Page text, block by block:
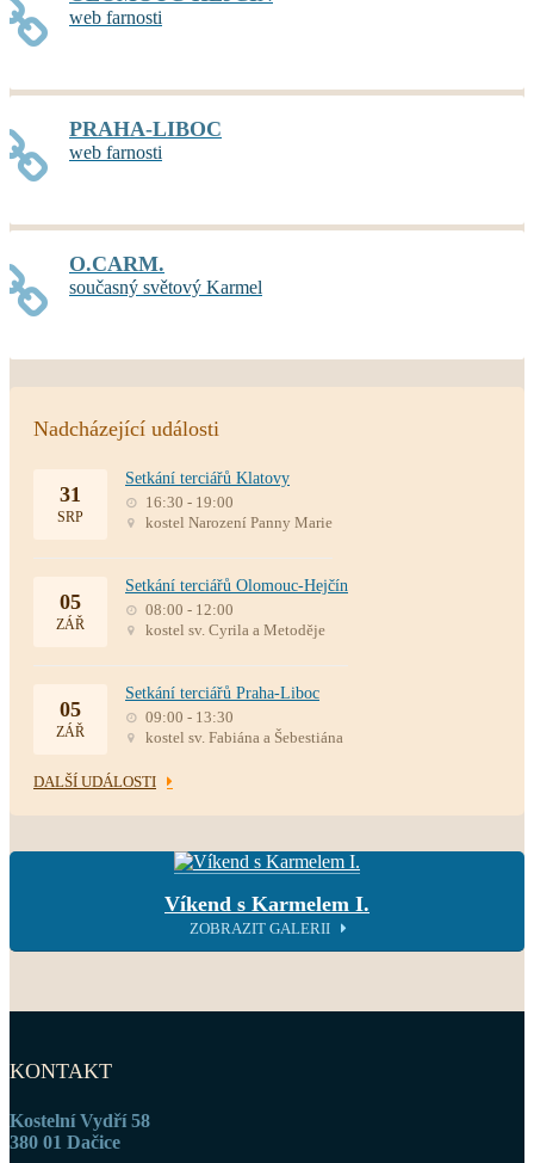
web farnosti
PRAHA-LIBOC
web farnosti
O.CARM.
současný světový Karmel
Nadcházející události
31
SRP
Setkání terciářů Klatovy
16:30 - 19:00
kostel Narození Panny Marie
05
ZÁŘ
Setkání terciářů Olomouc-Hejčín
08:00 - 12:00
kostel sv. Cyrila a Metoděje
05
ZÁŘ
Setkání terciářů Praha-Liboc
09:00 - 13:30
kostel sv. Fabiána a Šebestiána
DALŠÍ UDÁLOSTI
Víkend s Karmelem I.
ZOBRAZIT GALERII
KONTAKT
Kostelní Vydří 58
380 01 Dačice